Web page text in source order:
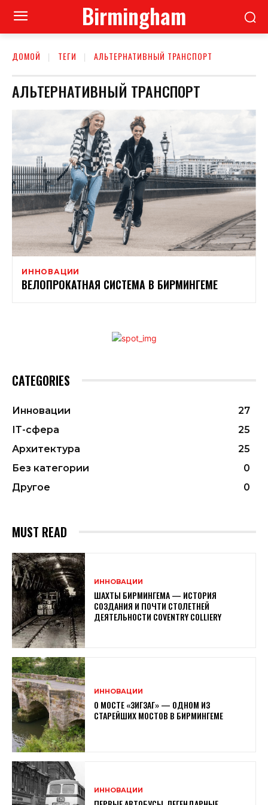
Birmingham
ДОМОЙ ТЕГИ АЛЬТЕРНАТИВНЫЙ ТРАНСПОРТ
АЛЬТЕРНАТИВНЫЙ ТРАНСПОРТ
ИННОВАЦИИ
ВЕЛОПРОКАТНАЯ СИСТЕМА В БИРМИНГЕМЕ
CATEGORIES
Инновации
27
ІТ-сфера
25
Архитектура
25
Без категории
0
Другое
0
MUST READ
ИННОВАЦИИ
ШАХТЫ БИРМИНГЕМА — ИСТОРИЯ
СОЗДАНИЯ И ПОЧТИ СТОЛЕТНЕЙ
ДЕЯТЕЛЬНОСТИ COVENTRY COLLIERY
ИННОВАЦИИ
О МОСТЕ «ЗИГЗАГ» — ОДНОМ ИЗ
СТАРЕЙШИХ МОСТОВ В БИРМИНГЕМЕ
ИННОВАЦИИ